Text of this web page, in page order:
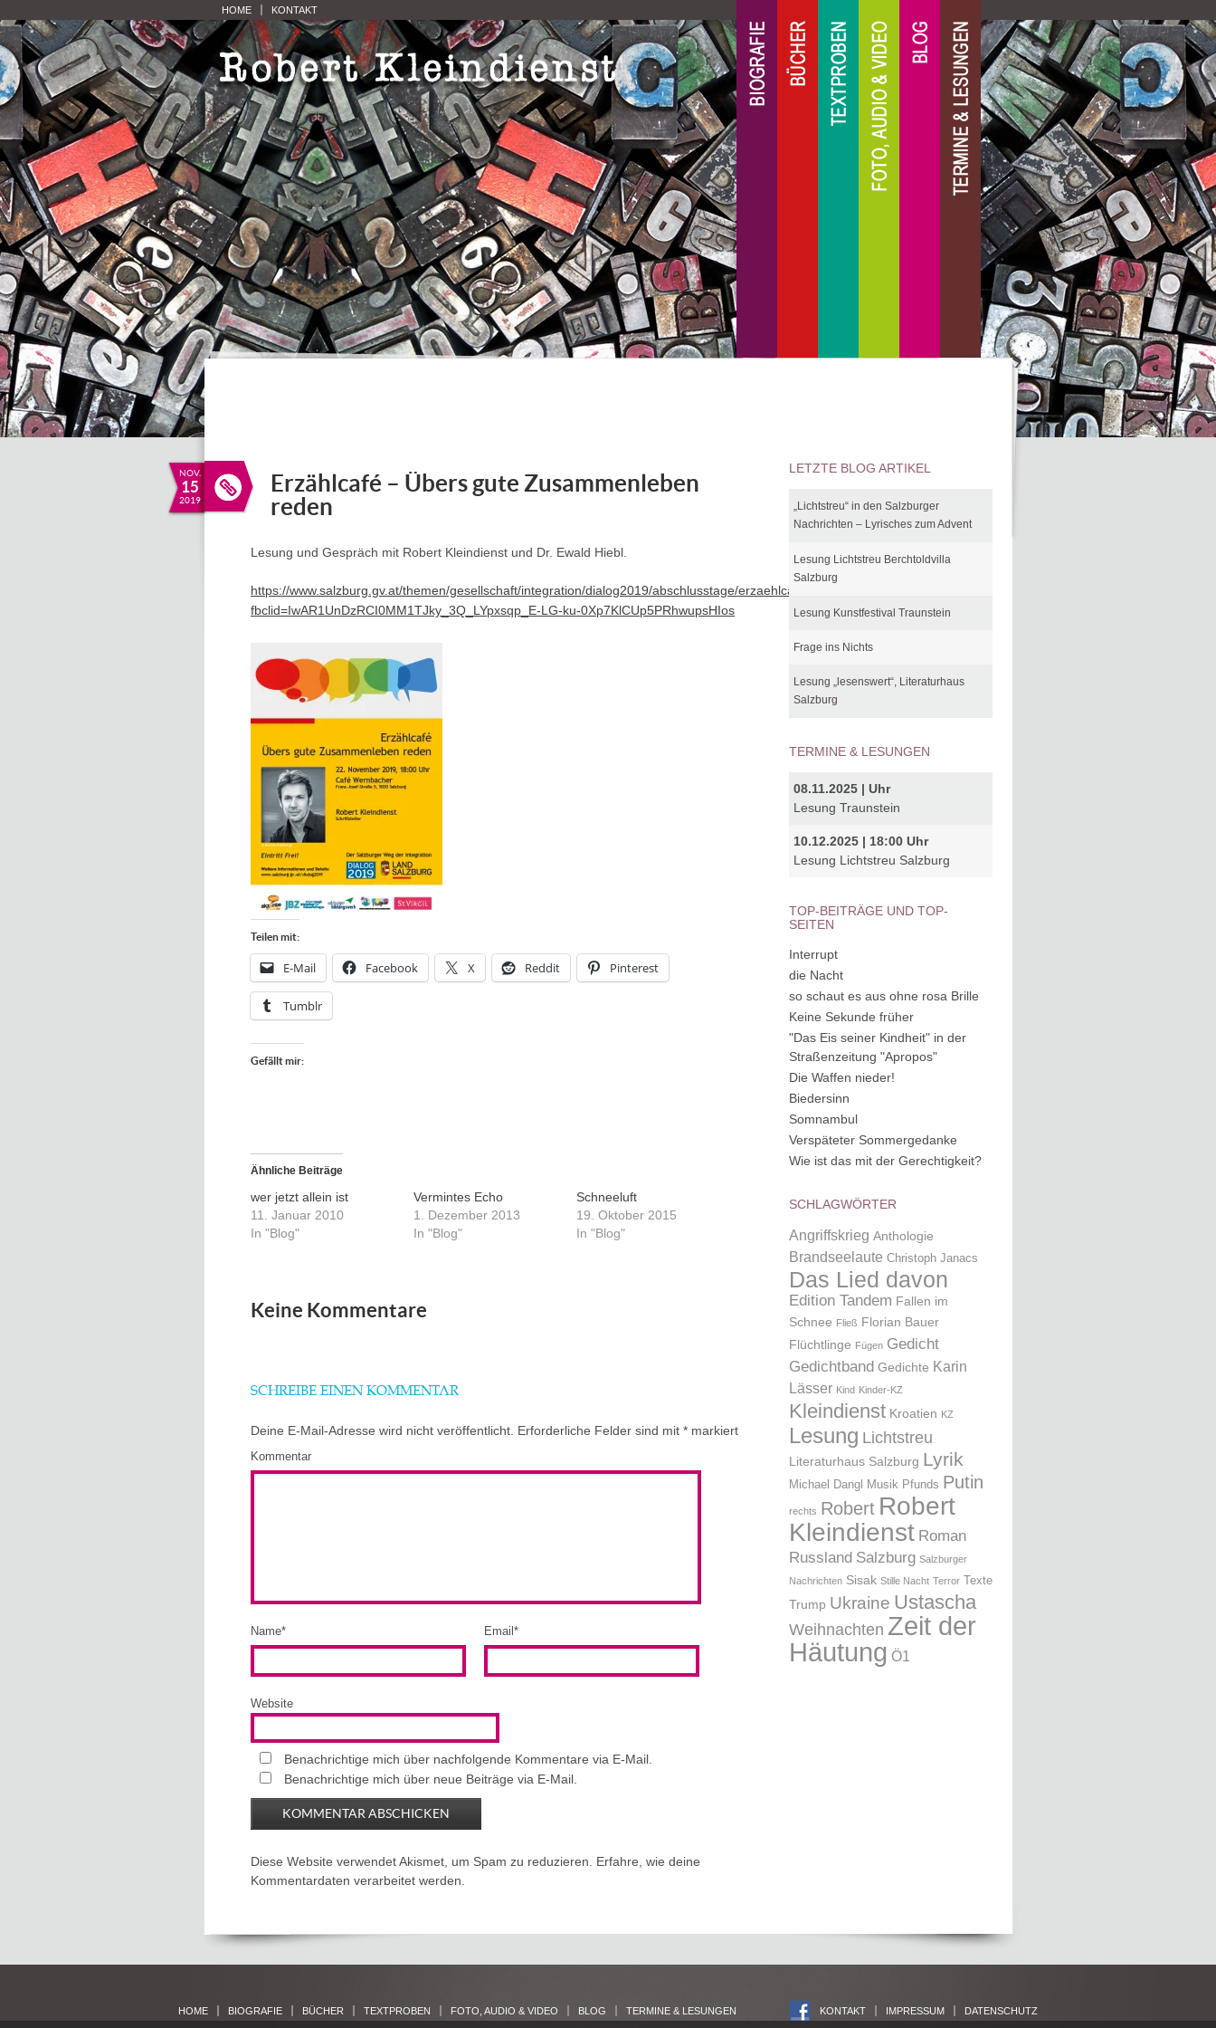
HOME KONTAKT
NOV.
15
2019
Erzählcafé – Übers gute Zusammenleben
reden
Lesung und Gespräch mit Robert Kleindienst und Dr. Ewald Hiebl.
https://www.salzburg.gv.at/themen/gesellschaft/integration/dialog2019/abschlusstage/erzaehlcaf%C3%A9s?
fbclid=IwAR1UnDzRCI0MM1TJky_3Q_LYpxsqp_E-LG-ku-0Xp7KlCUp5PRhwupsHIos
Teilen mit:
E-Mail Facebook X Reddit Pinterest
Tumblr
Gefällt mir:
Ähnliche Beiträge
wer jetzt allein ist
11. Januar 2010
In "Blog"
Vermintes Echo
1. Dezember 2013
In "Blog"
Schneeluft
19. Oktober 2015
In "Blog"
Keine Kommentare
SCHREIBE EINEN KOMMENTAR
Deine E-Mail-Adresse wird nicht veröffentlicht. Erforderliche Felder sind mit * markiert
Kommentar
Name* Email *
Website
Benachrichtige mich über nachfolgende Kommentare via E-Mail.
Benachrichtige mich über neue Beiträge via E-Mail.
Diese Website verwendet Akismet, um Spam zu reduzieren. Erfahre, wie deine
Kommentardaten verarbeitet werden.
LETZTE BLOG ARTIKEL
„Lichtstreu“ in den Salzburger
Nachrichten – Lyrisches zum Advent
Lesung Lichtstreu Berchtoldvilla
Salzburg
Lesung Kunstfestival Traunstein
Frage ins Nichts
Lesung „lesenswert“, Literaturhaus
Salzburg
TERMINE & LESUNGEN
08.11.2025 | Uhr
Lesung Traunstein
10.12.2025 | 18:00 Uhr
Lesung Lichtstreu Salzburg
TOP-BEITRÄGE UND TOP-
SEITEN
Interrupt
die Nacht
so schaut es aus ohne rosa Brille
Keine Sekunde früher
"Das Eis seiner Kindheit" in der
Straßenzeitung "Apropos"
Die Waffen nieder!
Biedersinn
Somnambul
Verspäteter Sommergedanke
Wie ist das mit der Gerechtigkeit?
SCHLAGWÖRTER
Angriffskrieg Anthologie
Brandseelaute Christoph Janacs
Das Lied davon
Edition Tandem Fallen im
Schnee Fließ Florian Bauer
Flüchtlinge Fügen Gedicht
Gedichtband Gedichte Karin
Lässer Kind Kinder-KZ
Kleindienst Kroatien KZ
Lesung Lichtstreu
Literaturhaus Salzburg Lyrik
Michael Dangl Musik Pfunds Putin
rechts Robert Robert
Kleindienst Roman
Russland Salzburg Salzburger
Nachrichten Sisak Stille Nacht Terror Texte
Trump Ukraine Ustascha
Weihnachten Zeit der
Häutung Ö1
HOME BIOGRAFIE BÜCHER TEXTPROBEN FOTO, AUDIO & VIDEO BLOG TERMINE & LESUNGEN KONTAKT IMPRESSUM DATENSCHUTZ